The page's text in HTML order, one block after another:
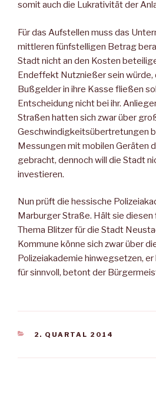
somit auch die Lukrativität der
Für das Aufstellen muss das
mittleren fünfstelligen Betrag
Stadt nicht an den Kosten
Endeffekt Nutznießer sein würde,
Bußgelder in ihre Kasse fließen
Entscheidung nicht bei ihr.
Straßen hatten sich zwar über
Geschwindigkeitsübertretungen
Messungen mit mobilen Geräten
gebracht, dennoch will die Stadt
investieren.
Nun prüft die hessische
Marburger Straße. Hält sie
Thema Blitzer für die Stadt
Kommune könne sich zwar über
Polizeiakademie hinwegsetzen,
für sinnvoll, betont der
KATEGORIEN
2. QUARTAL 2014